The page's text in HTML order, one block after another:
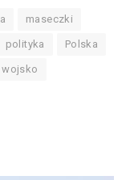
maseczki
polityka Polska
wojsko